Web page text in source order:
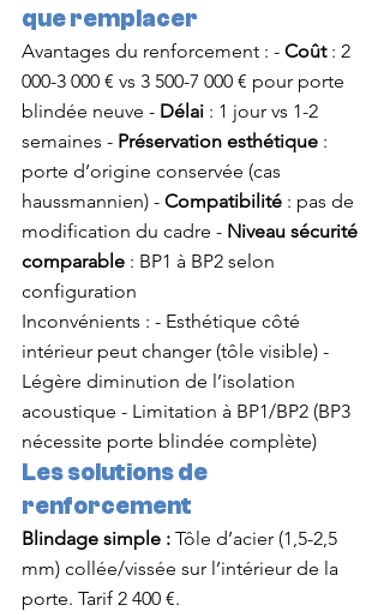
que remplacer
Avantages du renforcement : - Coût : 2
000-3 000 € vs 3 500-7 000 € pour porte
blindée neuve - Délai : 1 jour vs 1-2
semaines - Préservation esthétique :
porte d’origine conservée (cas
haussmannien) - Compatibilité : pas de
modification du cadre - Niveau sécurité
comparable : BP1 à BP2 selon
configuration
Inconvénients : - Esthétique côté
intérieur peut changer (tôle visible) -
Légère diminution de l’isolation
acoustique - Limitation à BP1/BP2 (BP3
nécessite porte blindée complète)
Les solutions de
renforcement
Blindage simple : Tôle d’acier (1,5-2,5
mm) collée/vissée sur l’intérieur de la
porte. Tarif 2 400 €.